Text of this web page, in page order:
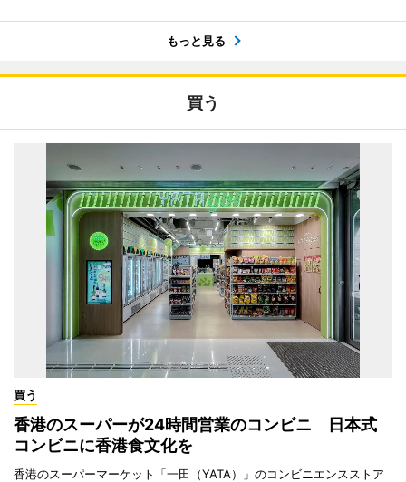
もっと見る
買う
買う
香港のスーパーが24時間営業のコンビニ 日本式
コンビニに香港食文化を
香港のスーパーマーケット「一田（YATA）」のコンビニエンスストア